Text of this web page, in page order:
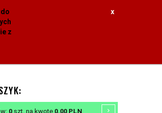
z
x
0 szt.na kwotę 0.00 PLN